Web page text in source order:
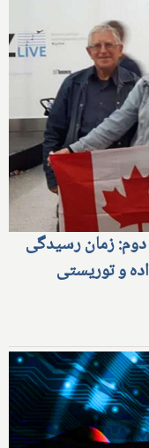
دوم: زمان رسیدگی
و توریستی